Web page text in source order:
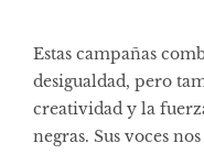
Estas campañas
desigualdad, pero
creatividad y la
negras. Sus voces